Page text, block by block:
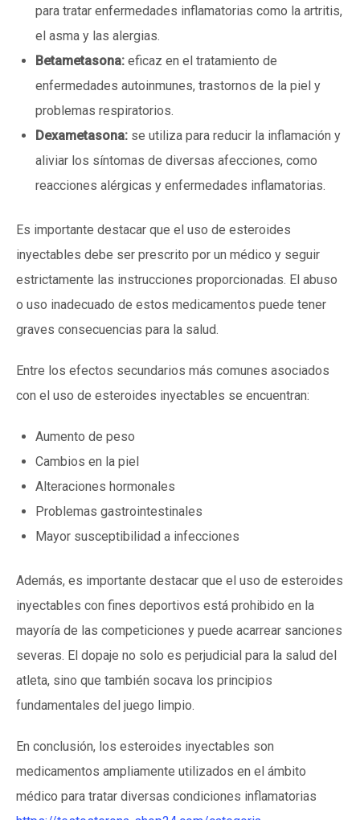
para tratar enfermedades inflamatorias como la artritis,
el asma y las alergias.
Betametasona: eficaz en el tratamiento de
enfermedades autoinmunes, trastornos de la piel y
problemas respiratorios.
Dexametasona: se utiliza para reducir la inflamación y
aliviar los síntomas de diversas afecciones, como
reacciones alérgicas y enfermedades inflamatorias.
Es importante destacar que el uso de esteroides
inyectables debe ser prescrito por un médico y seguir
estrictamente las instrucciones proporcionadas. El abuso
o uso inadecuado de estos medicamentos puede tener
graves consecuencias para la salud.
Entre los efectos secundarios más comunes asociados
con el uso de esteroides inyectables se encuentran:
Aumento de peso
Cambios en la piel
Alteraciones hormonales
Problemas gastrointestinales
Mayor susceptibilidad a infecciones
Además, es importante destacar que el uso de esteroides
inyectables con fines deportivos está prohibido en la
mayoría de las competiciones y puede acarrear sanciones
severas. El dopaje no solo es perjudicial para la salud del
atleta, sino que también socava los principios
fundamentales del juego limpio.
En conclusión, los esteroides inyectables son
medicamentos ampliamente utilizados en el ámbito
médico para tratar diversas condiciones inflamatorias